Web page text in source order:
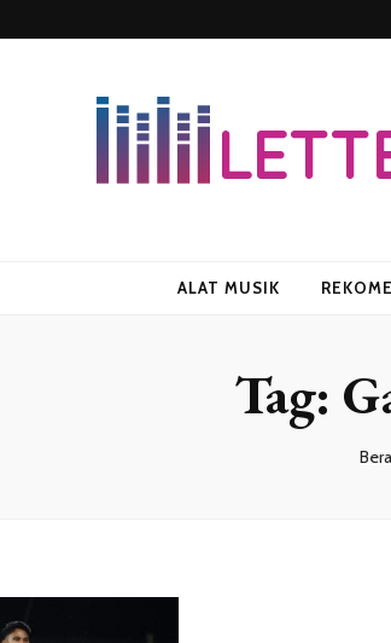
ALAT MUSIK
Tag: